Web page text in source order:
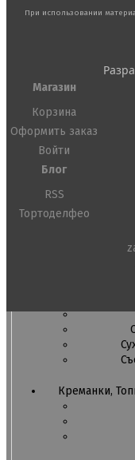
Креманки,
При использовании
Магазин
Корзина
Оформить заказ
Войти
Блог
RSS
Тортоделфео